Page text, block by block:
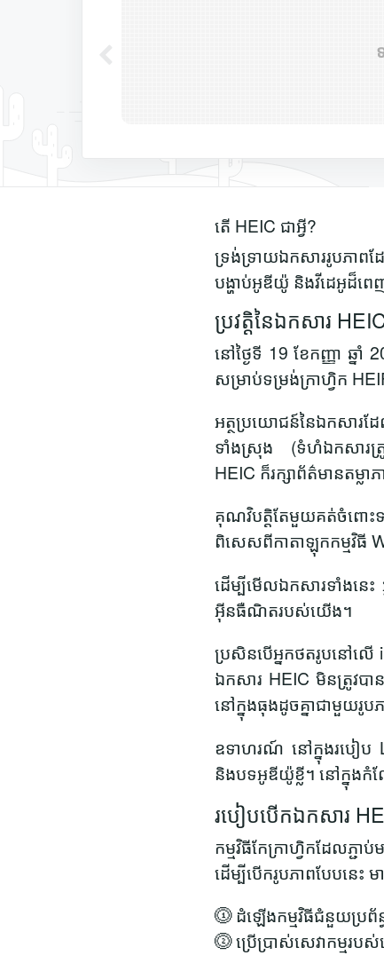
តើ HEIC ជាអ្វី?
ទ្រង់ទ្រាយឯកសាររូបភាពដ
បង្ហាប់អូឌីយ៉ូ និងវីដេអូដ៏ព
ប្រវត្តិនៃឯកសារ
នៅថ្ងៃទី 19 ខែកញ្ញា ឆ្ន
សម្រាប់ទម្រង់ក្រាហ្វិក
អត្ថប្រយោជន៍នៃឯកសារដ
ទាំងស្រុង (ទំហំឯកសារត្
HEIC ក៏រក្សាព័ត៌មានតម្ល
គុណវិបត្តិតែមួយគត់ចំពោ
ពិសេសពីកាតាឡុកកម្មវិធី
ដើម្បីមើលឯកសារទាំងនេ
អ៊ីនធឺណិតរបស់យើង។
ប្រសិនបើអ្នកថតរូបនៅល
ឯកសារ HEIC មិនត្រូវប
នៅក្នុងធុងដូចគ្នាជាមួយរូប
ឧទាហរណ៍ នៅក្នុងរបៀប
និងបទអូឌីយ៉ូខ្លី។ នៅក្នុងកំ
របៀបបើកឯកសារ
កម្មវិធីកែក្រាហ្វិកដែល
ដើម្បីបើករូបភាពបែបនេះ
⓵ ដំឡើងកម្មវិធីជំនួយប្រព័ន្
⓶ ប្រើប្រាស់សេវាកម្មរប